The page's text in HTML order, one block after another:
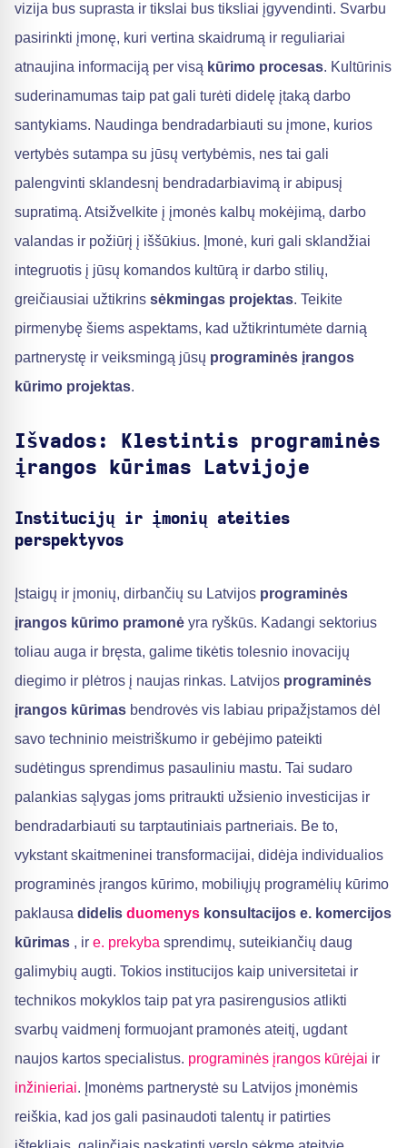
vizija bus suprasta ir tikslai bus tiksliai įgyvendinti. Svarbu
pasirinkti įmonę, kuri vertina skaidrumą ir reguliariai
atnaujina informaciją per visą kūrimo procesas. Kultūrinis
suderinamumas taip pat gali turėti didelę įtaką darbo
santykiams. Naudinga bendradarbiauti su įmone, kurios
vertybės sutampa su jūsų vertybėmis, nes tai gali
palengvinti sklandesnį bendradarbiavimą ir abipusį
supratimą. Atsižvelkite į įmonės kalbų mokėjimą, darbo
valandas ir požiūrį į iššūkius. Įmonė, kuri gali sklandžiai
integruotis į jūsų komandos kultūrą ir darbo stilių,
greičiausiai užtikrins sėkmingas projektas. Teikite
pirmenybę šiems aspektams, kad užtikrintumėte darnią
partnerystę ir veiksmingą jūsų programinės įrangos
kūrimo projektas.
Išvados: Klestintis programinės
įrangos kūrimas Latvijoje
Institucijų ir įmonių ateities
perspektyvos
Įstaigų ir įmonių, dirbančių su Latvijos programinės
įrangos kūrimo pramonė yra ryškūs. Kadangi sektorius
toliau auga ir bręsta, galime tikėtis tolesnio inovacijų
diegimo ir plėtros į naujas rinkas. Latvijos programinės
įrangos kūrimas bendrovės vis labiau pripažįstamos dėl
savo techninio meistriškumo ir gebėjimo pateikti
sudėtingus sprendimus pasauliniu mastu. Tai sudaro
palankias sąlygas joms pritraukti užsienio investicijas ir
bendradarbiauti su tarptautiniais partneriais. Be to,
vykstant skaitmeninei transformacijai, didėja individualios
programinės įrangos kūrimo, mobiliųjų programėlių kūrimo
paklausa didelis duomenys konsultacijos e. komercijos
kūrimas , ir e. prekyba sprendimų, suteikiančių daug
galimybių augti. Tokios institucijos kaip universitetai ir
technikos mokyklos taip pat yra pasirengusios atlikti
svarbų vaidmenį formuojant pramonės ateitį, ugdant
naujos kartos specialistus. programinės įrangos kūrėjai ir
inžinieriai. Įmonėms partnerystė su Latvijos įmonėmis
reiškia, kad jos gali pasinaudoti talentų ir patirties